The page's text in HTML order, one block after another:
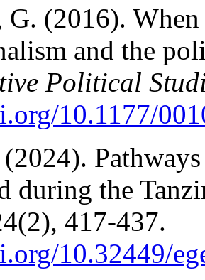
G. (2016).
and the
Political
10.1177/
during the
417-437.
10.32449/